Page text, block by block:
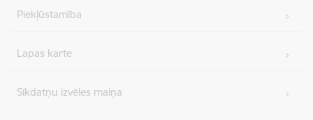
Piekļūstamība
Lapas karte
Sīkdatņu izvēles maiņa